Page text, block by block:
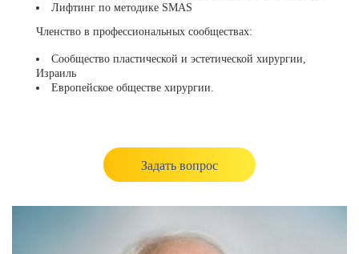
Лифтинг по методике SMAS
Членство в профессиональных сообществах:
Сообщество пластической и эстетической хирургии,
Израиль
Европейское обществе хирургии.
Задать вопрос